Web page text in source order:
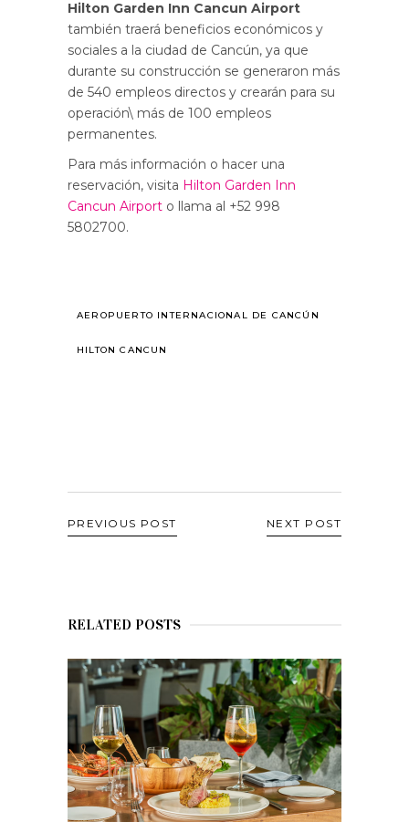
Hilton Garden Inn Cancun Airport
también traerá beneficios económicos y
sociales a la ciudad de Cancún, ya que
durante su construcción se generaron más
de 540 empleos directos y crearán para su
operación\ más de 100 empleos
permanentes.
Para más información o hacer una
reservación, visita Hilton Garden Inn
Cancun Airport o llama al +52 998
5802700.
AEROPUERTO INTERNACIONAL DE CANCÚN
HILTON CANCUN
PREVIOUS POST NEXT POST
RELATED POSTS